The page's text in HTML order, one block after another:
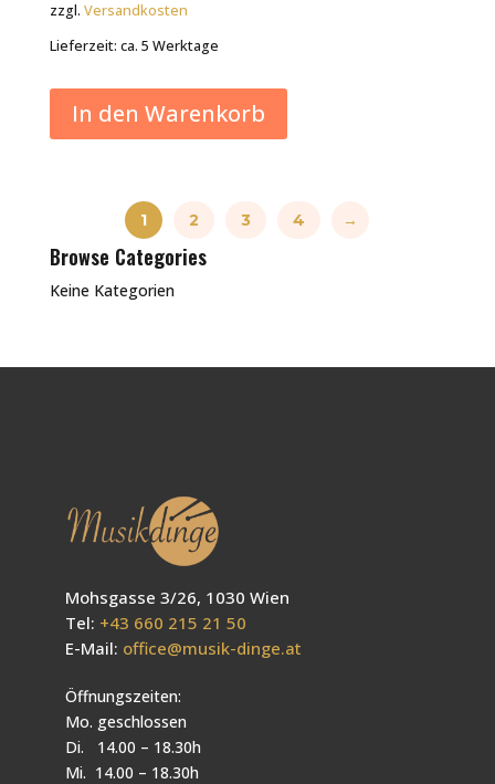
zzgl. Versandkosten
Lieferzeit: ca. 5 Werktage
In den Warenkorb
1 2 3 4 →
Browse Categories
Keine Kategorien
Mohsgasse 3/26, 1030 Wien
Tel: +43 660 215 21 50
E-Mail: office@musik-dinge.at
Öffnungszeiten:
Mo. geschlossen
Di. 14.00 – 18.30h
Mi. 14.00 – 18.30h